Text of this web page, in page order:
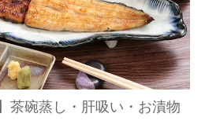
茶碗蒸し・肝吸い・お漬物